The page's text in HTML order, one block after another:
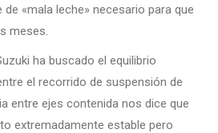
«mala leche» necesario para que
meses.
ha buscado el equilibrio
el recorrido de suspensión de
entre ejes contenida nos dice que
extremadamente estable pero